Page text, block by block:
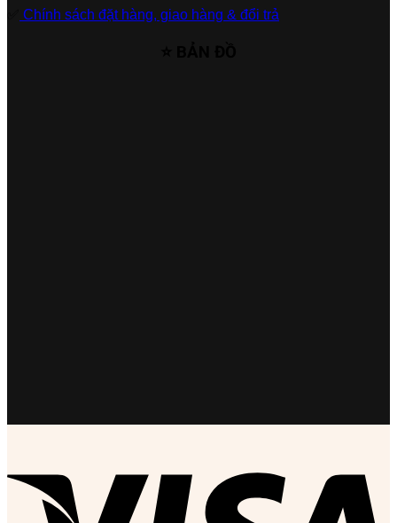
Chính sách đặt hàng, giao hàng & đổi trả